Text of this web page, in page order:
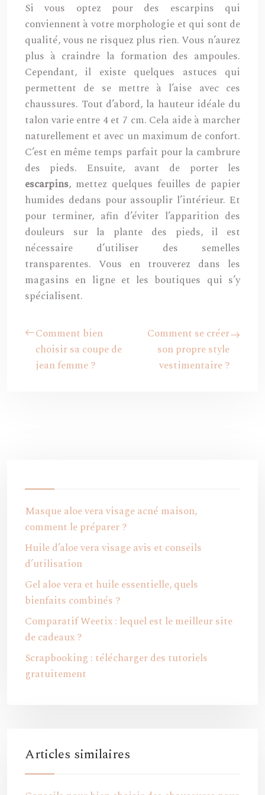
Si vous optez pour des escarpins qui
conviennent à votre morphologie et qui sont de
qualité, vous ne risquez plus rien. Vous n’aurez
plus à craindre la formation des ampoules.
Cependant, il existe quelques astuces qui
permettent de se mettre à l’aise avec ces
chaussures. Tout d’abord, la hauteur idéale du
talon varie entre 4 et 7 cm. Cela aide à marcher
naturellement et avec un maximum de confort.
C’est en même temps parfait pour la cambrure
des pieds. Ensuite, avant de porter les
escarpins, mettez quelques feuilles de papier
humides dedans pour assouplir l’intérieur. Et
pour terminer, afin d’éviter l’apparition des
douleurs sur la plante des pieds, il est
nécessaire d’utiliser des semelles
transparentes. Vous en trouverez dans les
magasins en ligne et les boutiques qui s’y
spécialisent.
Comment bien
choisir sa coupe de
jean femme ?
Comment se créer
son propre style
vestimentaire ?
Masque aloe vera visage acné maison,
comment le préparer ?
Huile d’aloe vera visage avis et conseils
d’utilisation
Gel aloe vera et huile essentielle, quels
bienfaits combinés ?
Comparatif Weetix : lequel est le meilleur site
de cadeaux ?
Scrapbooking : télécharger des tutoriels
gratuitement
Articles similaires